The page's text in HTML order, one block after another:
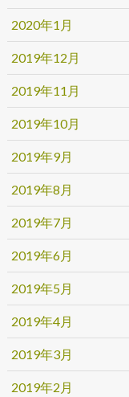
2020年1月
2019年12月
2019年11月
2019年10月
2019年9月
2019年8月
2019年7月
2019年6月
2019年5月
2019年4月
2019年3月
2019年2月